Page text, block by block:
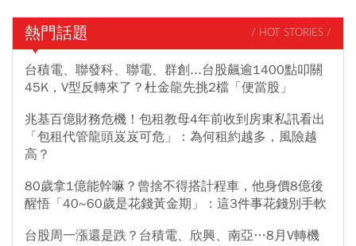
熱門話題 / HOT STORIES /
台積電、聯發科、聯電、群創...台股飆逾1400點叩關
45K，V型反轉來了？杜金龍先挑2檔「便當股」
兆基百億財務危機！包租教母4年前收到房東私訊看出
「包租代管龍頭岌岌可危」：為何租約越多，風險越
高？
80歲拿1億能幹嘛？曾捨不得搭計程車，他身價8億後
醒悟「40~60歲是花錢黃金期」：這3件事花錢別手軟
台股周一漲還是跌？台積電、欣興、南亞…8月V轉機